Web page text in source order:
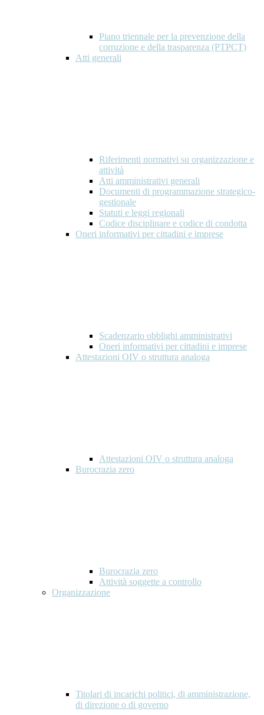
Piano triennale per la prevenzione della
corruzione e della trasparenza (PTPCT)
Atti generali
Riferimenti normativi su organizzazione e
attività
Atti amministrativi generali
Documenti di programmazione strategico-
gestionale
Statuti e leggi regionali
Codice disciplinare e codice di condotta
Oneri informativi per cittadini e imprese
Scadenzario obblighi amministrativi
Oneri informativi per cittadini e imprese
Attestazioni OIV o struttura analoga
Attestazioni OIV o struttura analoga
Burocrazia zero
Burocrazia zero
Attività soggette a controllo
Organizzazione
Titolari di incarichi politici, di amministrazione,
di direzione o di governo